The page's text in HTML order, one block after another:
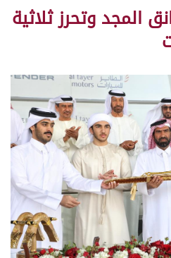
المجد وتحرز ثلاثية